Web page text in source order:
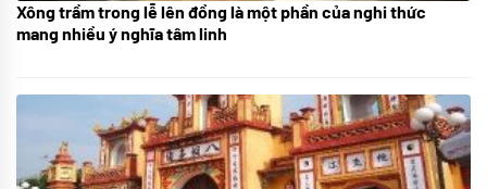
21/07/2024
Xông trầm trong lễ lên đồng là một phần của nghi thức
mang nhiều ý nghĩa tâm linh